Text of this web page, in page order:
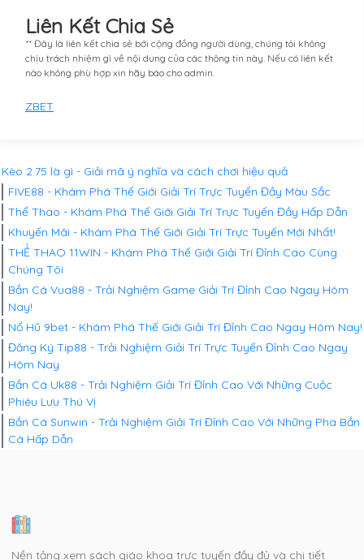
Liên Kết Chia Sẻ
** Đây là liên kết chia sẻ bới cộng đồng người dùng, chúng tôi không
chịu trách nhiệm gì về nội dung của các thông tin này. Nếu có liên kết
nào không phù hợp xin hãy báo cho admin.
ZBET
Kèo 2.75 là gì - Giải mã ý nghĩa và cách chơi hiệu quả
FIVE88 - Khám Phá Thế Giới Giải Trí Trực Tuyến Đầy Màu Sắc
Thể Thao - Khám Phá Thế Giới Giải Trí Trực Tuyến Đầy Hấp Dẫn
Khuyến Mãi - Khám Phá Thế Giới Giải Trí Trực Tuyến Mới Nhất!
THỂ THAO 11WIN - Khám Phá Thế Giới Giải Trí Đỉnh Cao Cùng
Chúng Tôi
Bắn Cá Vua88 - Trải Nghiệm Game Giải Trí Đỉnh Cao Ngay Hôm
Nay!
Nổ Hũ 9bet - Khám Phá Thế Giới Giải Trí Đỉnh Cao Ngay Hôm Nay!
Đăng Ký Tip88 - Trải Nghiệm Giải Trí Trực Tuyến Đỉnh Cao Ngay
Hôm Nay
Bắn Cá Uk88 - Trải Nghiệm Giải Trí Đỉnh Cao Với Những Cuộc
Phiêu Lưu Thú Vị
Bắn Cá Sunwin - Trải Nghiệm Giải Trí Đỉnh Cao Với Những Pha Bắn
Cá Hấp Dẫn
Nền tảng xem sách giáo khoa trực tuyến đầy đủ và chi tiết